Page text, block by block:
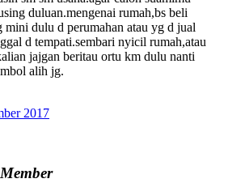
duluan.mengenai rumah,bs beli
mini dulu d perumahan atau yg d jual
d tempati.sembari nyicil rumah,atau
jajgan beritau ortu km dulu nanti
alih jg.
2017